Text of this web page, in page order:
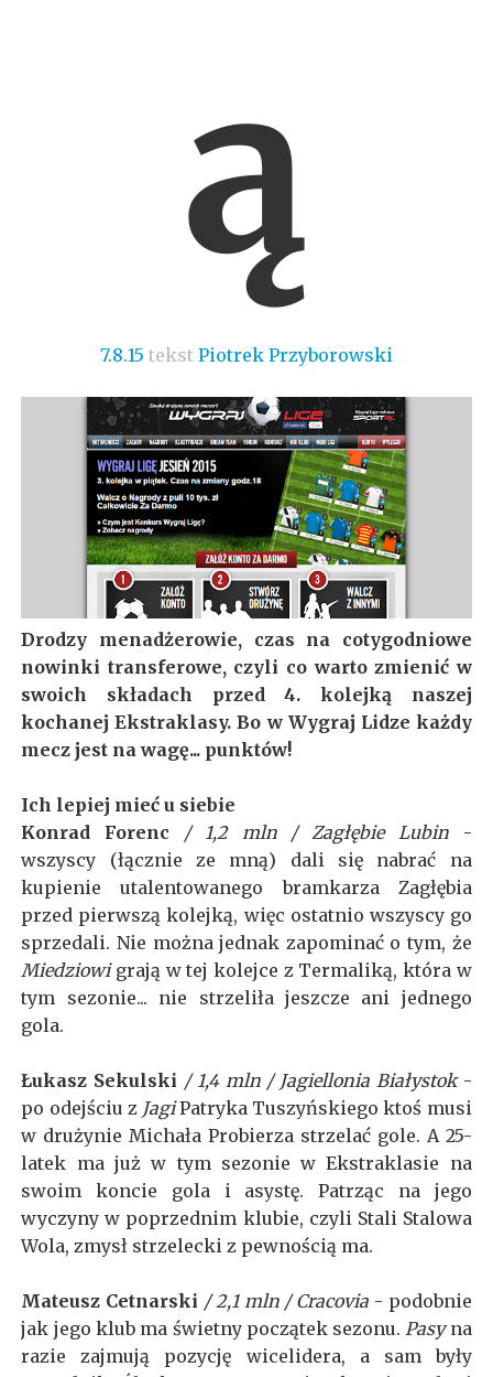
ą
7.8.15 tekst Piotrek Przyborowski
Drodzy menadżerowie, czas na cotygodniowe
nowinki transferowe, czyli co warto zmienić w
swoich składach przed 4. kolejką naszej
kochanej Ekstraklasy. Bo w Wygraj Lidze każdy
mecz jest na wagę... punktów!
Ich lepiej mieć u siebie
Konrad Forenc
/ 1,2 mln / Zagłębie Lubin-
wszyscy (łącznie ze mną) dali się nabrać na
kupienie utalentowanego bramkarza Zagłębia
przed pierwszą kolejką, więc ostatnio wszyscy go
sprzedali. Nie można jednak zapominać o tym, że
Miedziowigrają w tej kolejce z Termaliką, która w
tym sezonie... nie strzeliła jeszcze ani jednego
gola.
Łukasz Sekulski / 1,4 mln / Jagiellonia Białystok-
po odejściu z JagiPatryka Tuszyńskiego ktoś musi
w drużynie Michała Probierza strzelać gole. A 25-
latek ma już w tym sezonie w Ekstraklasie na
swoim koncie gola i asystę. Patrząc na jego
wyczyny w poprzednim klubie, czyli Stali Stalowa
Wola, zmysł strzelecki z pewnością ma.
Mateusz Cetnarski / 2,1 mln / Cracovia - podobnie
jak jego klub ma świetny początek sezonu.Pasyna
razie zajmują pozycję wicelidera, a sam były